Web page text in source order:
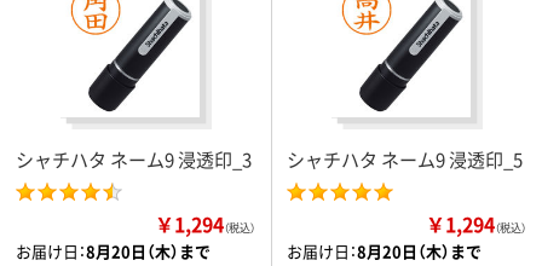
シャチハタ ネーム9 浸透印_3
￥1,294（税込）
お届け日：8月20日（木）まで
シャチハタ ネーム9 浸透印_5
￥1,294（税込）
お届け日：8月20日（木）まで